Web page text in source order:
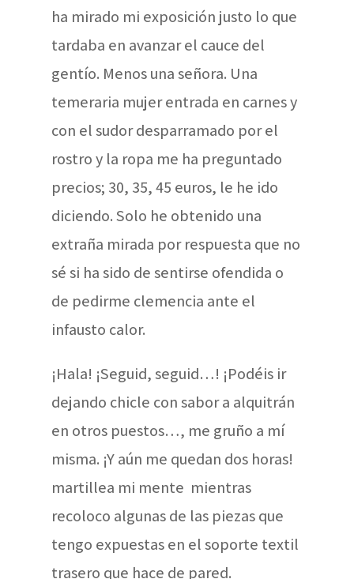
ha mirado mi exposición justo lo que
tardaba en avanzar el cauce del
gentío. Menos una señora. Una
temeraria mujer entrada en carnes y
con el sudor desparramado por el
rostro y la ropa me ha preguntado
precios; 30, 35, 45 euros, le he ido
diciendo. Solo he obtenido una
extraña mirada por respuesta que no
sé si ha sido de sentirse ofendida o
de pedirme clemencia ante el
infausto calor.
¡Hala! ¡Seguid, seguid…! ¡Podéis ir
dejando chicle con sabor a alquitrán
en otros puestos…, me gruño a mí
misma. ¡Y aún me quedan dos horas!
martillea mi mente mientras
recoloco algunas de las piezas que
tengo expuestas en el soporte textil
trasero que hace de pared.